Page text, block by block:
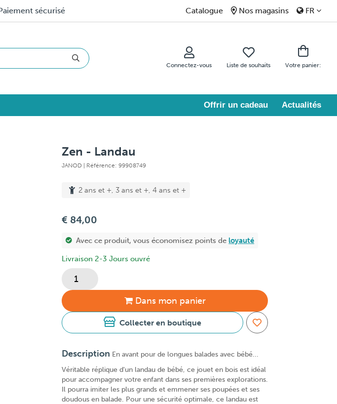
sécurisé Catalogue Nos magasins FR
Connectez-vous Liste de souhaits Votre panier:
Offrir un cadeau Actualités
Zen - Landau
JANOD | Référence: 99908749
2 ans et +, 3 ans et +, 4 ans et +
€ 84,00
Avec ce produit, vous économisez points de loyauté
Livraison 2-3 Jours ouvré
Dans mon panier
Collecter en boutique
Description En avant pour de longues balades avec bébé...
Véritable réplique d'un landau de bébé, ce jouet en bois est idéal
pour accompagner votre enfant dans ses premières explorations.
Il pourra imiter les plus grands et emmener ses poupées et ses
doudous en balade. Pour une sécurité optimale, ce landau est